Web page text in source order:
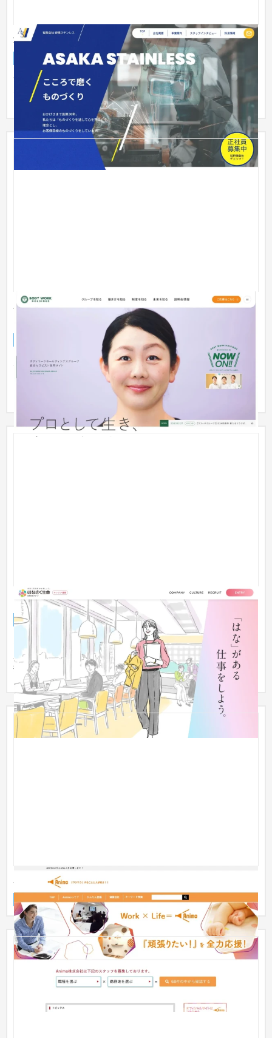
安積ステンレス リクルートサイト
採用サイト 製造業 51〜100万円
高卒求人者をターゲットに採用に特化したサイトを制作しまし
ボディワークホールディングスグループ総合セラピス
美容室・サロン 501万円〜
ボディワークホールディンググループのセラピスト採用サイト
を制作。課題等を伺い、それをもとに仮説を立て、コンセプ
はなさく生命保険 キャリア向け採用サイト
採用サイト 銀行・地銀・証券
はなさく生命保険 のキャリア向け採用サイト。採用コピー、構
成、デザイン、コーディング、撮影、イラストまでトータルに
担当し...
Animo株式会社 採用サイト
採用サイト 人材